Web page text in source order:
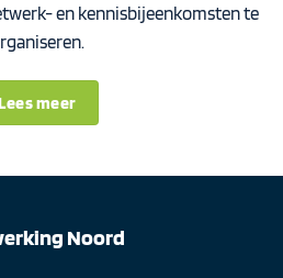
en kennisbijeenkomsten te
meer
Noord